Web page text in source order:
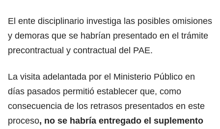
El ente disciplinario investiga las posibles omisiones
y demoras que se habrían presentado en el trámite
precontractual y contractual del PAE.
La visita adelantada por el Ministerio Público en
días pasados permitió establecer que, como
consecuencia de los retrasos presentados en este
proceso, no se habría entregado el suplemento